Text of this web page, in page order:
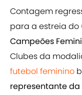
Contagem
para a estreia do
Campeões
Clubes da
futebol feminino
representante da